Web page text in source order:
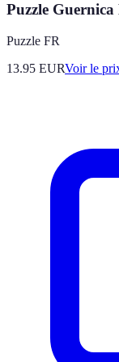
Puzzle
Puzzle FR
13.95 EURVoir le